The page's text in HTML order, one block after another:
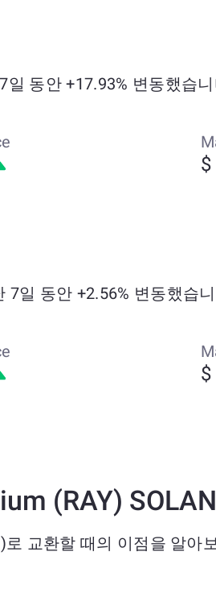
동안 +17.93% 변동했습
$
7일 동안 +2.56% 변동했습
$
(RAY)
교환할 때의 이점을 알아